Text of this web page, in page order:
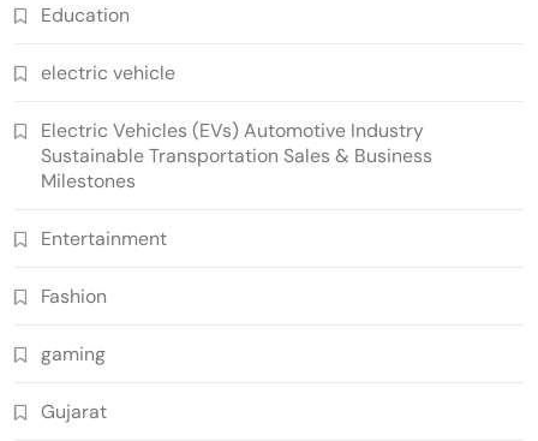
Education
electric vehicle
Electric Vehicles (EVs) Automotive Industry
Sustainable Transportation Sales & Business
Milestones
Entertainment
Fashion
gaming
Gujarat